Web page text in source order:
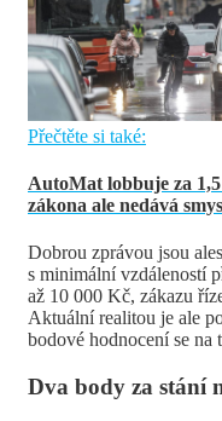
Přečtěte si také:
AutoMat lobbuje za
zákona ale nedává
Dobrou zprávou jsou
s minimální vzdáleností
až 10 000 Kč, zákazu
Aktuální realitou je ale
bodové hodnocení se
Dva body za stání